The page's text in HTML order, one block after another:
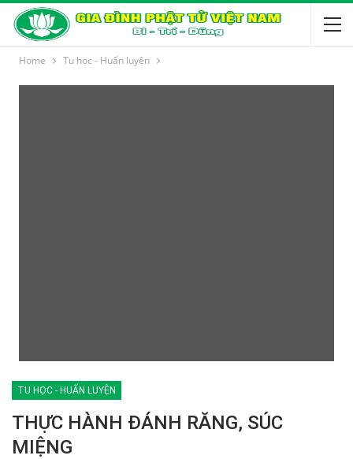
Home Tu học - Huấn luyện
TU HỌC - HUẤN LUYỆN
THỰC HÀNH ĐÁNH RĂNG, SÚC
MIỆNG